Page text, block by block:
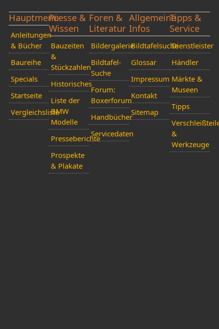
Hauptmenü
Anleitungen
& Bücher
Baureihe
Specials
Startseite
Vergleichsliste
Presse &
Wissen
Bauzeiten
&
Stückzahlen
Historisches
Liste der
BMW
Modelle
Presseberichte
Prospekte
& Plakate
Foren &
Literatur
Bildergalerie
Bildtafel-
Suche
Forum:
Boxerforum
Handbücher
Servicedaten
Allgemeine
Infos
Bildtafelsuche
Glossar
Impressum
Kontakt
Sitemap
Tipps &
Service
Dienstleister
Händler
Märkte &
Museen
Tipps
&
Werkzeuge